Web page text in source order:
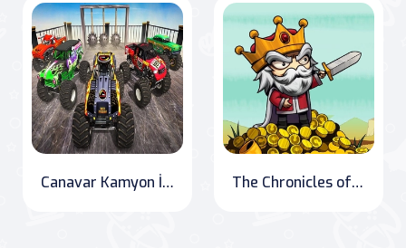
Canavar Kamyon İmkansız Hüner Pisti The Chronicles of Raid Heroes: Conquering the Dark Lord